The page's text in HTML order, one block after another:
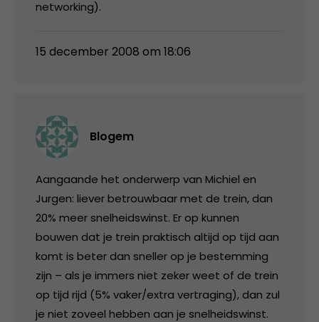
networking).
15 december 2008 om 18:06
Blogem
Aangaande het onderwerp van Michiel en
Jurgen: liever betrouwbaar met de trein, dan
20% meer snelheidswinst. Er op kunnen
bouwen dat je trein praktisch altijd op tijd aan
komt is beter dan sneller op je bestemming
zijn – als je immers niet zeker weet of de trein
op tijd rijd (5% vaker/extra vertraging), dan zul
je niet zoveel hebben aan je snelheidswinst.